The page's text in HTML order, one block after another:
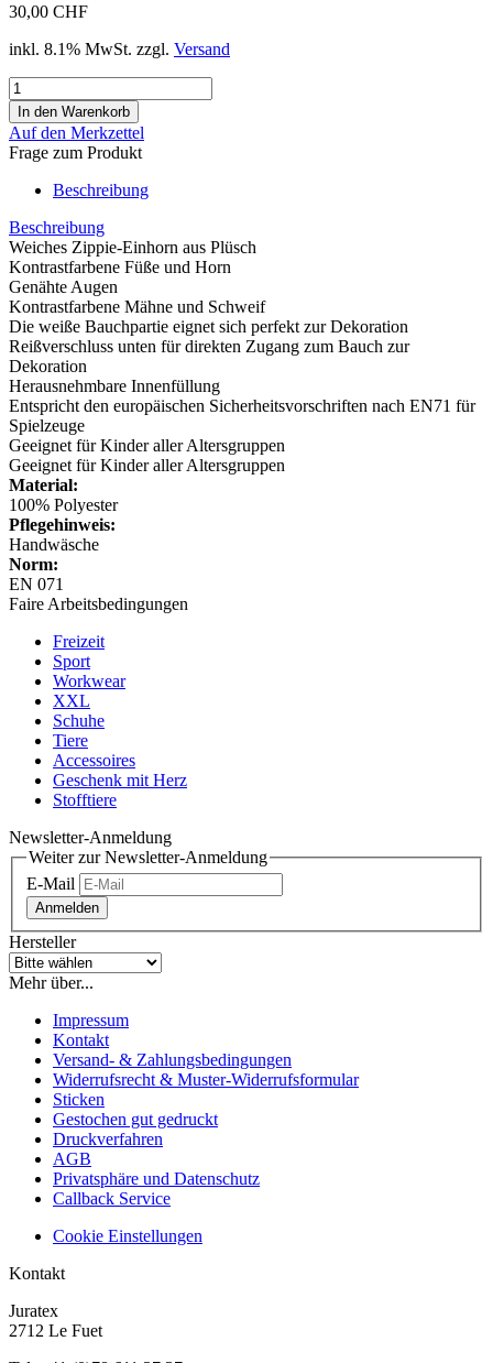
30,00 CHF
inkl. 8.1% MwSt. zzgl. Versand
Auf den Merkzettel
Frage zum Produkt
Beschreibung
Beschreibung
Weiches Zippie-Einhorn aus Plüsch
Kontrastfarbene Füße und Horn
Genähte Augen
Kontrastfarbene Mähne und Schweif
Die weiße Bauchpartie eignet sich perfekt zur Dekoration
Reißverschluss unten für direkten Zugang zum Bauch zur
Dekoration
Herausnehmbare Innenfüllung
Entspricht den europäischen Sicherheitsvorschriften nach EN71 für
Spielzeuge
Geeignet für Kinder aller Altersgruppen
Geeignet für Kinder aller Altersgruppen
Material:
100% Polyester
Pflegehinweis:
Handwäsche
Norm:
EN 071
Faire Arbeitsbedingungen
Freizeit
Sport
Workwear
XXL
Schuhe
Tiere
Accessoires
Geschenk mit Herz
Stofftiere
Newsletter-Anmeldung
Weiter zur Newsletter-Anmeldung
E-Mail
Anmelden
Hersteller
Mehr über...
Impressum
Kontakt
Versand- & Zahlungsbedingungen
Widerrufsrecht & Muster-Widerrufsformular
Sticken
Gestochen gut gedruckt
Druckverfahren
AGB
Privatsphäre und Datenschutz
Callback Service
Cookie Einstellungen
Kontakt
Juratex
2712 Le Fuet